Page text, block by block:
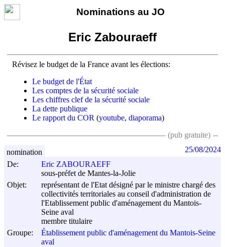
Nominations au JO
Eric Zabouraeff
Révisez le budget de la France avant les élections:
Le budget de l'État
Les comptes de la sécurité sociale
Les chiffres clef de la sécurité sociale
La dette publique
Le rapport du COR (youtube, diaporama)
(pub gratuite)
De:
Eric ZABOURAEFF
sous-préfet de Mantes-la-Jolie
Objet:
représentant de l'Etat désigné par le ministre chargé des
collectivités territoriales au conseil d'administration de
l'Etablissement public d'aménagement du Mantois-
Seine aval
membre titulaire
Groupe:
Établissement public d'aménagement du Mantois-Seine
aval
nomination 25/08/2024